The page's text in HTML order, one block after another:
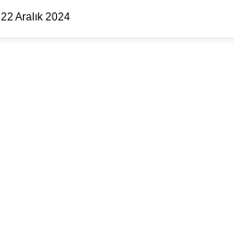
22 Aralık 2024